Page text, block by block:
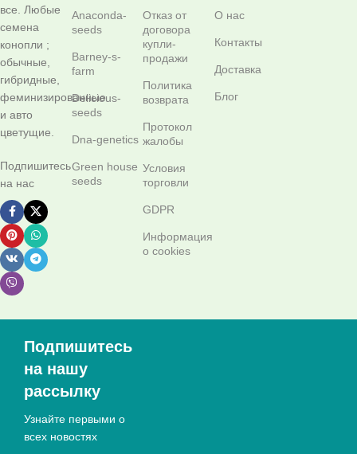
все. Любые
семена
конопли ;
обычные,
гибридные,
феминизированные
и авто
цветущие.
Подпишитесь
на нас
Anaconda-
seeds
Barney-s-
farm
Delicious-
seeds
Dna-genetics
Green house
seeds
Отказ от
договора
купли-
продажи
Политика
возврата
Протокол
жалобы
Условия
торговли
GDPR
Информация
о cookies
О нас
Контакты
Доставка
Блог
Подпишитесь
на нашу
рассылку
Узнайте первыми о
всех новостях